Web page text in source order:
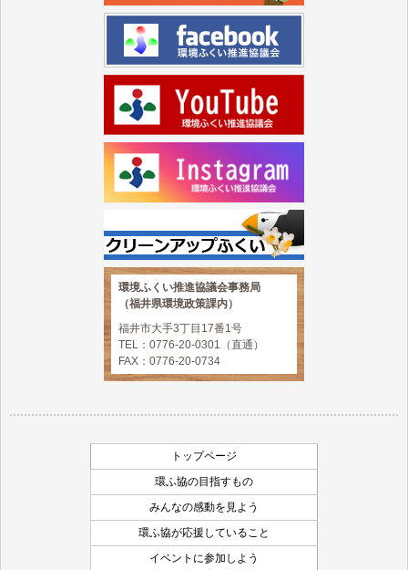
環境ふくい推進協議会事務局
（福井県環境政策課内）
福井市大手3丁目17番1号
TEL：0776-20-0301（直通）
FAX：0776-20-0734
トップページ
環ふ協の目指すもの
みんなの感動を見よう
環ふ協が応援していること
イベントに参加しよう